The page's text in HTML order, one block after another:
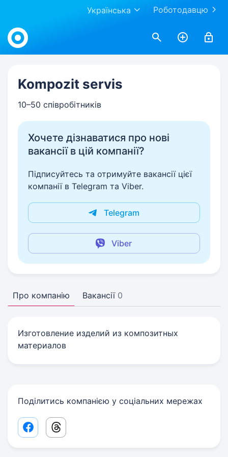
Роботодавцю
Українська
Work.ua
Kompozit servis
10–50 співробітників
Хочете дізнаватися про нові
вакансії в цій компанії?
Підписуйтесь та отримуйте вакансії цієї
компанії в Telegram та Viber.
Telegram
Viber
Про компанію Вакансії 0
Изготовление изделий из композитных
материалов
Поділитись компанією у соціальних мережах
Facebook share link
Threads share link